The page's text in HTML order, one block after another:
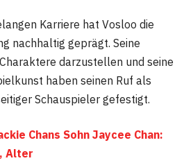
Karriere hat Vosloo die
nachhaltig geprägt. Seine
darzustellen und seine
haben seinen Ruf als
Schauspieler gefestigt.
Chans Sohn Jaycee Chan:
Alter